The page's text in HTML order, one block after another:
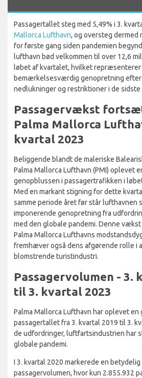
Passagertallet steg med 5,49% i 3.
Mallorca Lufthavn, og oversteg dermed
for første gang siden pandemien
lufthavn bød velkommen til over 12,6
løbet af kvartalet, hvilket repræsenterer
bemærkelsesværdig genopretning
nedlukninger og restriktioner i de sidste
Passagervækst
Palma Mallorca
kvartal 2023
Beliggende blandt de maleriske
Palma Mallorca Lufthavn (PMI) oplevet
genopblussen i passagertrafikken i
Med en markant stigning for dette
samme periode året før står lufthavnen
imponerende genopretning fra
med den globale pandemi. Denne
Palma Mallorca Lufthavns
fremhæver også dens afgørende rolle i
blomstrende turistindustri.
Passagervolumen - 3.
til 3. kvartal 2023
Palma Mallorca Lufthavn har oplevet en
passagertallet fra 3. kvartal 2019 til 3.
de udfordringer, luftfartsindustrien har
globale pandemi.
I 3. kvartal 2020 markerede en betydelig
passagervolumen, hvor kun 2.855.932